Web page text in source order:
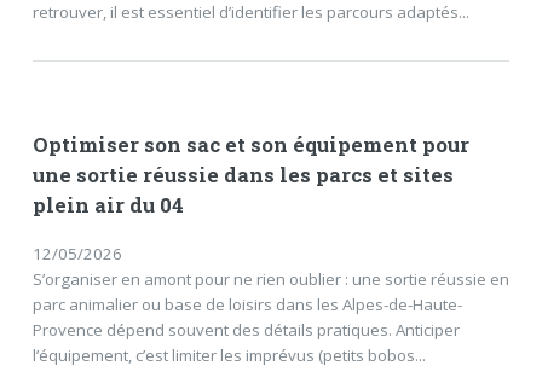
retrouver, il est essentiel d’identifier les parcours adaptés...
Optimiser son sac et son équipement pour
une sortie réussie dans les parcs et sites
plein air du 04
12/05/2026
S’organiser en amont pour ne rien oublier : une sortie réussie en
parc animalier ou base de loisirs dans les Alpes-de-Haute-
Provence dépend souvent des détails pratiques. Anticiper
l’équipement, c’est limiter les imprévus (petits bobos...